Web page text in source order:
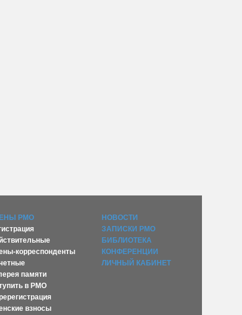
РМО
корреспонденты
памяти
в РМО
взносы
НОВОСТИ
ЗАПИСКИ РМО
БИБЛИОТЕКА
КОНФЕРЕНЦИИ
ЛИЧНЫЙ КАБИНЕТ